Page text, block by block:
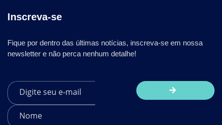
Inscreva-se
Fique por dentro das últimas notícias, inscreva-se em nossa
newsletter e não perca nenhum detalhe!